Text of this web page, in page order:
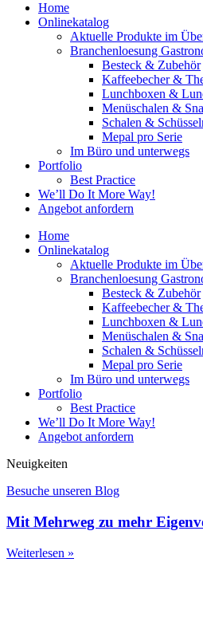
Home
Onlinekatalog
Aktuelle Produkte im
Branchenloesung
Besteck & Zubehör
Kaffeebecher &
Lunchboxen &
Menüschalen &
Schalen &
Mepal pro Serie
Im Büro und unterwegs
Portfolio
Best Practice
We’ll Do It More Way!
Angebot anfordern
Home
Onlinekatalog
Aktuelle Produkte im
Branchenloesung
Besteck & Zubehör
Kaffeebecher &
Lunchboxen &
Menüschalen &
Schalen &
Mepal pro Serie
Im Büro und unterwegs
Portfolio
Best Practice
We’ll Do It More Way!
Angebot anfordern
Neuigkeiten
Besuche unseren Blog
Mit Mehrweg zu mehr
Weiterlesen »